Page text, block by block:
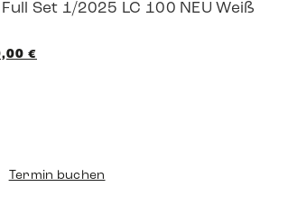
Set 1/2025 LC 100 NEU Weiß
€
Termin buchen